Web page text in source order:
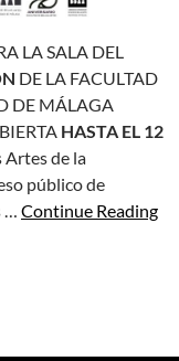
LA SALA DEL
DE LA FACULTAD
DE MÁLAGA
HASTA EL 12
Artes de la
público de
… Continue Reading